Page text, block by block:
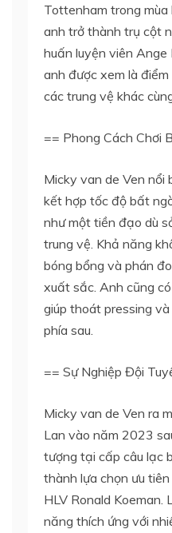
Tottenham trong
anh trở thành trụ cột
huấn luyện viên Ange
anh được xem là
các trung vệ khác
== Phong Cách Chơi
Micky van de Ven nổi
kết hợp tốc độ bất
như một tiền đạo dù
trung vệ. Khả năng
bóng bổng và phán
xuất sắc. Anh cũng
giúp thoát pressing
phía sau.
== Sự Nghiệp Đội
Micky van de Ven ra
Lan vào năm 2023
tượng tại cấp câu lạc
thành lựa chọn ưu
HLV Ronald Koeman.
năng thích ứng với